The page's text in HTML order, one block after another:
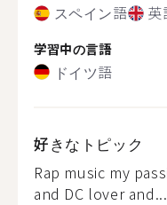
スペイン語 英
学習中の言語
ドイツ語
好きなトピック
Rap music my
and DC lover and...